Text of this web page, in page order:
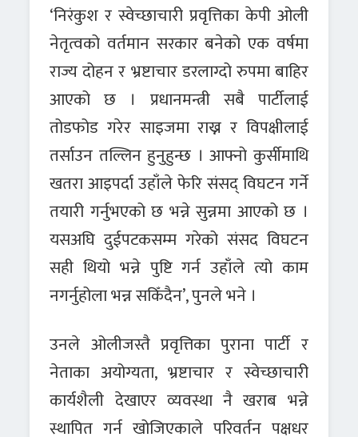
‘निरंकुश र स्वेच्छाचारी प्रवृत्तिका केपी ओली
नेतृत्वको वर्तमान सरकार बनेको एक वर्षमा
राज्य दोहन र भ्रष्टाचार डरलाग्दो रुपमा बाहिर
आएको छ । प्रधानमन्त्री सबै पार्टीलाई
तोडफोड गरेर साइजमा राख्न र विपक्षीलाई
तर्साउन तल्लिन हुनुहुन्छ । आफ्नो कुर्सीमाथि
खतरा आइपर्दा उहाँले फेरि संसद् विघटन गर्ने
तयारी गर्नुभएको छ भन्ने सुन्नमा आएको छ ।
यसअघि दुईपटकसम्म गरेको संसद विघटन
सही थियो भन्ने पुष्टि गर्न उहाँले त्यो काम
नगर्नुहोला भन्न सकिँदैन’, पुनले भने ।
उनले ओलीजस्तै प्रवृत्तिका पुराना पार्टी र
नेताका अयोग्यता, भ्रष्टाचार र स्वेच्छाचारी
कार्यशैली देखाएर व्यवस्था नै खराब भन्ने
स्थापित गर्न खोजिएकाले परिवर्तन पक्षधर